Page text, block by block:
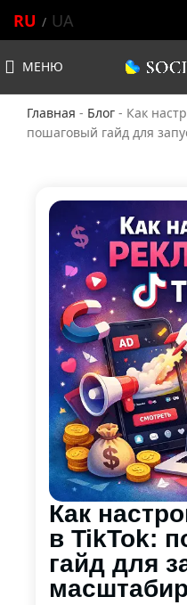
RU UA
МЕНЮ
Главная - Блог - Как
пошаговый гайд для
Как
в TikTok:
гайд для